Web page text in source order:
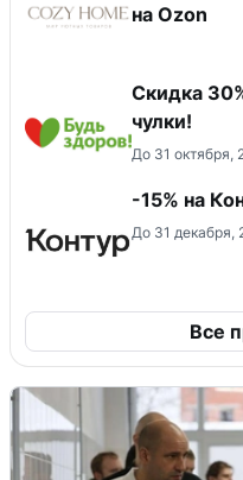
на Ozon
Скидка
чулки!
До 31 октября,
-15% на
До 31 декабря,
Все